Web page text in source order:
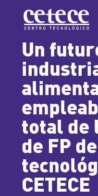
Un
total de
de FP
CETECE